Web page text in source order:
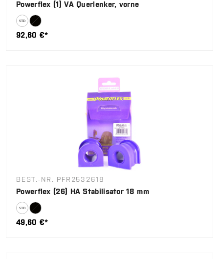
Powerflex (1) VA Querlenker, vorne
92,60 €*
BEST.-NR. PFR2532618
Powerflex (26) HA Stabilisator 18 mm
49,60 €*